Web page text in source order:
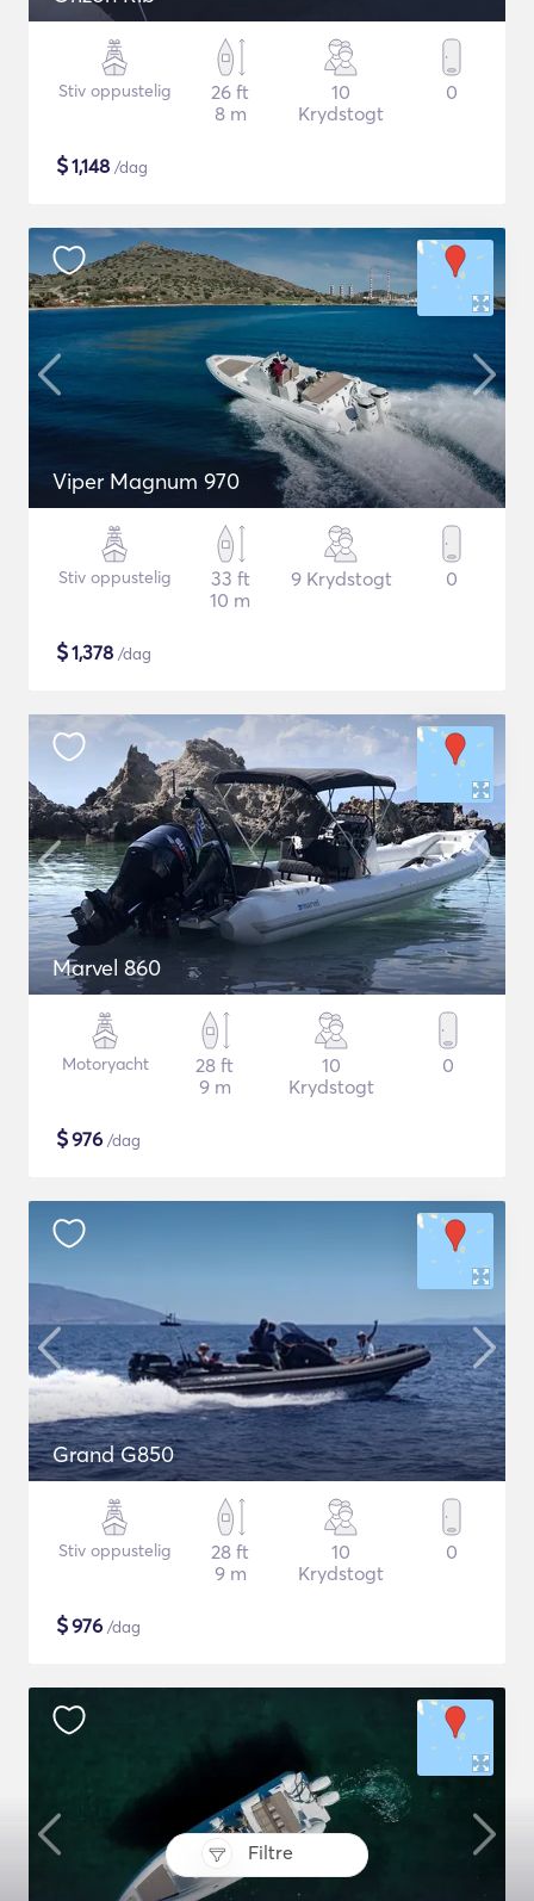
Filtre
Stiv oppustelig
26 ft
8 m
10
Krydstogt
0
$1,148 /dag
Viper Magnum 970
Stiv oppustelig
33 ft
10 m
9 Krydstogt 0
$1,378 /dag
Marvel 860
Motoryacht
28 ft
9 m
10
Krydstogt
0
$976 /dag
Grand G850
Stiv oppustelig
28 ft
9 m
10
Krydstogt
0
$976 /dag